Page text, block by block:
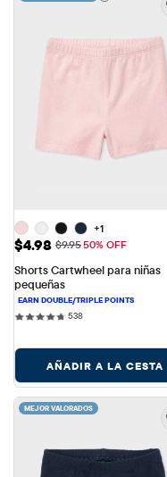
+1
Precio de venta: $4.98
$4.98 Precio original: $9.95
$9.9550% OFF
Shorts Cartwheel para niñas
pequeñas
538538 reviews
AÑADIR A LA CESTA
MEJOR VALORADOS